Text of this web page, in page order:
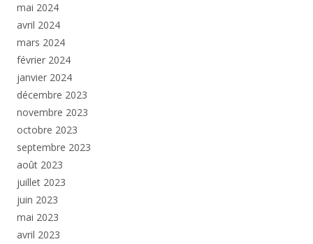
mai 2024
avril 2024
mars 2024
février 2024
janvier 2024
décembre 2023
novembre 2023
octobre 2023
septembre 2023
août 2023
juillet 2023
juin 2023
mai 2023
avril 2023